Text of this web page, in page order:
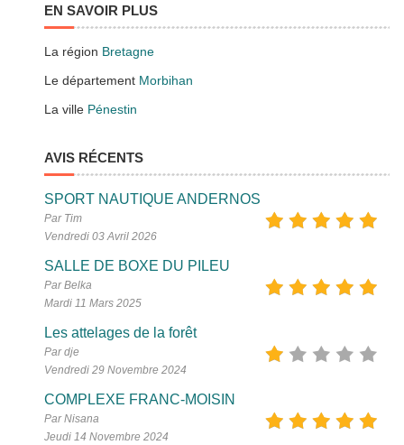
EN SAVOIR PLUS
La région Bretagne
Le département Morbihan
La ville Pénestin
AVIS RÉCENTS
SPORT NAUTIQUE ANDERNOS
Par Tim
Vendredi 03 Avril 2026
SALLE DE BOXE DU PILEU
Par Belka
Mardi 11 Mars 2025
Les attelages de la forêt
Par dje
Vendredi 29 Novembre 2024
COMPLEXE FRANC-MOISIN
Par Nisana
Jeudi 14 Novembre 2024